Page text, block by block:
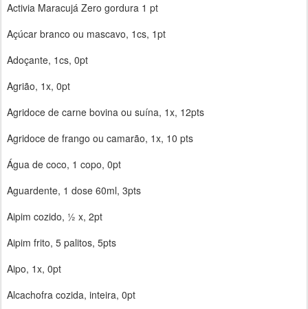
Activia Maracujá Zero gordura 1 pt
Açúcar branco ou mascavo, 1cs, 1pt
Adoçante, 1cs, 0pt
Agrião, 1x, 0pt
Agridoce de carne bovina ou suína, 1x, 12pts
Agridoce de frango ou camarão, 1x, 10 pts
Água de coco, 1 copo, 0pt
Aguardente, 1 dose 60ml, 3pts
Aipim cozido, ½ x, 2pt
Aipim frito, 5 palitos, 5pts
Aipo, 1x, 0pt
Alcachofra cozida, inteira, 0pt